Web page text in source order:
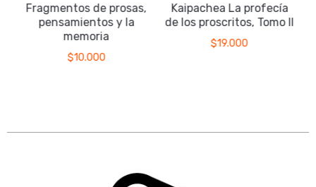
Fragmentos de prosas,
pensamientos y la
memoria
10.000
Kaipachea La profecía
de los proscritos, Tomo II
19.000